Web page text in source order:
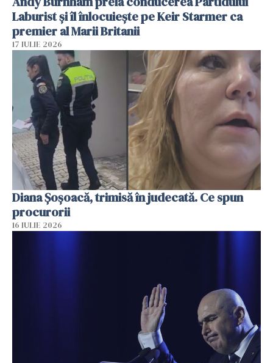
Laburist și îl înlocuiește pe Keir Starmer ca
premier al Marii Britanii
17 IULIE 2026
Diana Șoșoacă, trimisă în judecată. Ce spun
procurorii
16 IULIE 2026